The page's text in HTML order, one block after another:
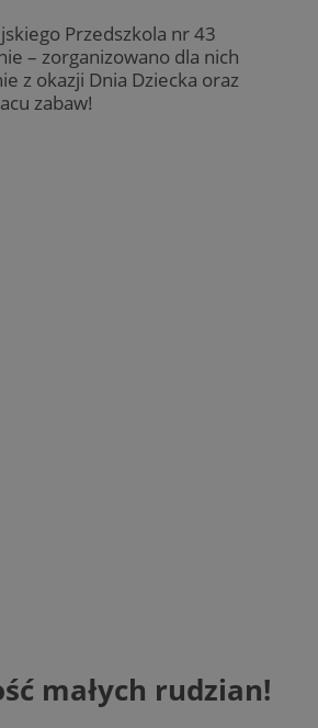
Przedszkola nr 43
– zorganizowano dla nich
z okazji Dnia Dziecka oraz
zabaw!
małych rudzian!